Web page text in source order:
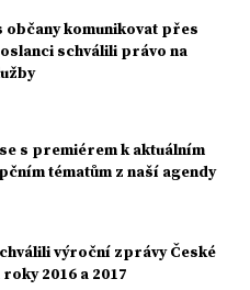
občany komunikovat přes
schválili právo na
s premiérem k aktuálním
tématům z naší agendy
výroční zprávy České
2016 a 2017